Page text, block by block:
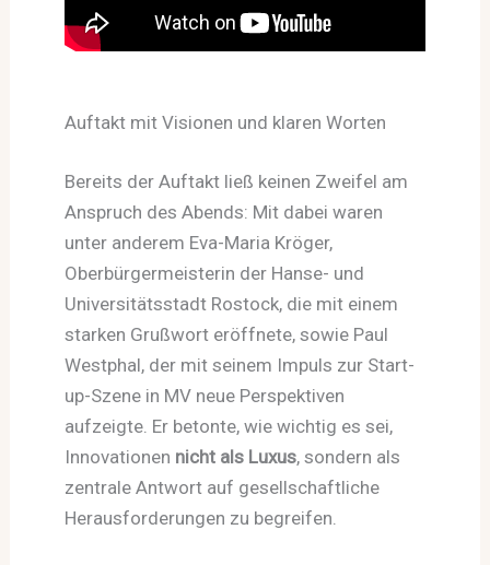
Auftakt mit Visionen und klaren Worten
Bereits der Auftakt ließ keinen Zweifel am
Anspruch des Abends: Mit dabei waren
unter anderem Eva-Maria Kröger,
Oberbürgermeisterin der Hanse- und
Universitätsstadt Rostock, die mit einem
starken Grußwort eröffnete, sowie Paul
Westphal, der mit seinem Impuls zur Start-
up-Szene in MV neue Perspektiven
aufzeigte. Er betonte, wie wichtig es sei,
Innovationen nicht als Luxus, sondern als
zentrale Antwort auf gesellschaftliche
Herausforderungen zu begreifen.